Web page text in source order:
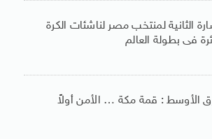
الثانية لمنتخب مصر لناشئات الكرة
فى بطولة العالم
الأوسط : قمة مكة … الأمن أولاً